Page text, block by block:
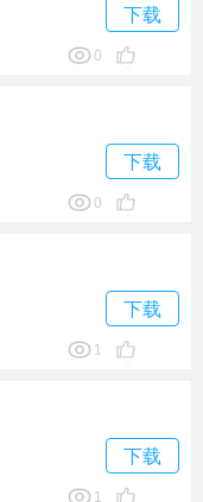
下载
0
下载
0
下载
1
下载
1